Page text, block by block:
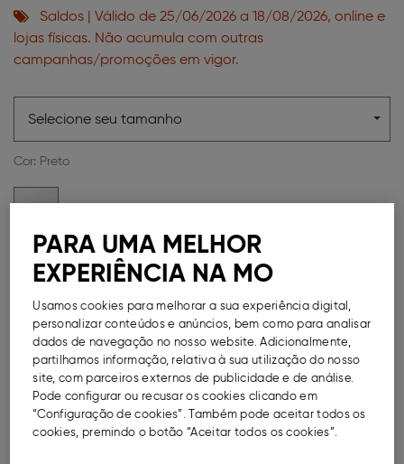
Saldos | Válido de 25/06/2026 a 18/08/2026, online e
lojas físicas. Não acumula com outras
campanhas/promoções em vigor.
Selecione seu tamanho
Cor: Preto
Guia de Tamanhos
Métodos de Pagamento Disponíveis
DESCRIÇÃO
PARA UMA MELHOR
EXPERIÊNCIA NA MO
Usamos cookies para melhorar a sua experiência digital,
personalizar conteúdos e anúncios, bem como para analisar
dados de navegação no nosso website. Adicionalmente,
partilhamos informação, relativa à sua utilização do nosso
site, com parceiros externos de publicidade e de análise.
Pode configurar ou recusar os cookies clicando em
“Configuração de cookies”. Também pode aceitar todos os
cookies, premindo o botão “Aceitar todos os cookies”.